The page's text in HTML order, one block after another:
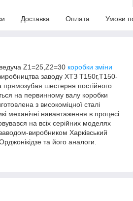
Доставка Оплата Умови
Z1=25,Z2=30 коробки зміни
заводу ХТЗ Т150г,Т150-
шестерня постійного
на первинному валу коробки
з високоміцної сталі
механічні навантаження в процесі
на всіх серійних моделях
виробником Харківський
та його аналоги.